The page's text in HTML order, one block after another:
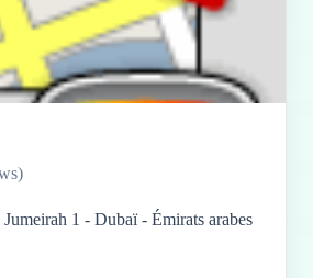
1 - Dubaï - Émirats arabes